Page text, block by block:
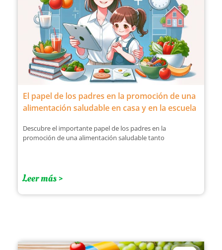
El papel de los padres en la promoción de una
alimentación saludable en casa y en la escuela
Descubre el importante papel de los padres en la
promoción de una alimentación saludable tanto
Leer más >